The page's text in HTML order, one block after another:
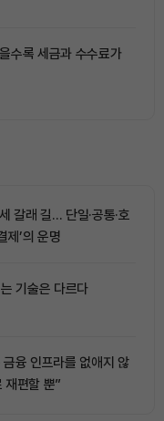
수록 세금과 수수료가
갈래 길… 단일·공통·호
제’의 운명
기술은 다르다
융 인프라를 없애지 않
재편할 뿐”